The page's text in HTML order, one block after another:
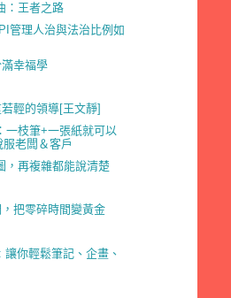
：王者之路
管理人治與法治比例如
幸福學
輕的領導[王文靜]
一枝筆+一張紙就可以
老闆＆客戶
，再複雜都能說清楚
把零碎時間變黃金
讓你輕鬆筆記、企畫、